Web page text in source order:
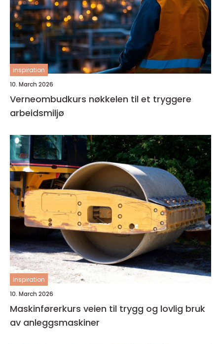
inspiration
10. March 2026
Verneombudkurs nøkkelen til et tryggere
arbeidsmiljø
inspiration
10. March 2026
Maskinførerkurs veien til trygg og lovlig bruk
av anleggsmaskiner